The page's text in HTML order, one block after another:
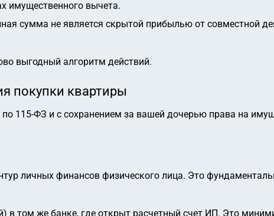
имущественного вычета.
сумма не является скрытой прибылью от совместной
выгодный алгоритм действий.
покупки квартиры
115-ФЗ и с сохранением за вашей дочерью права на
личных финансов физического лица. Это
в том же банке, где открыт расчетный счет ИП. Это